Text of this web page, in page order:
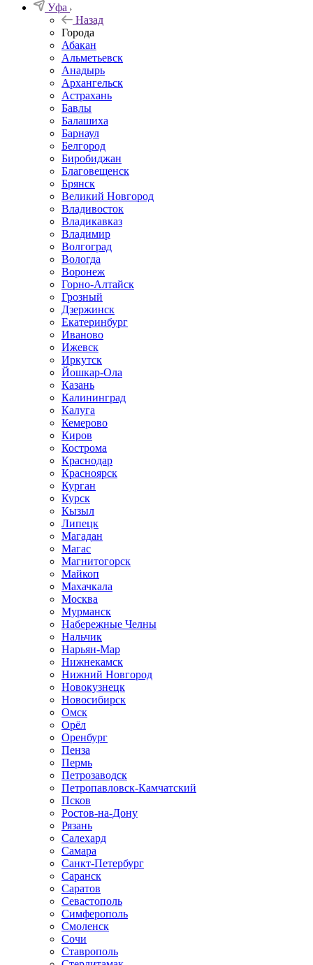
Уфа
Назад
Города
Абакан
Альметьевск
Анадырь
Архангельск
Астрахань
Бавлы
Балашиха
Барнаул
Белгород
Биробиджан
Благовещенск
Брянск
Великий Новгород
Владивосток
Владикавказ
Владимир
Волгоград
Вологда
Воронеж
Горно-Алтайск
Грозный
Дзержинск
Екатеринбург
Иваново
Ижевск
Иркутск
Йошкар-Ола
Казань
Калининград
Калуга
Кемерово
Киров
Кострома
Краснодар
Красноярск
Курган
Курск
Кызыл
Липецк
Магадан
Магас
Магнитогорск
Майкоп
Махачкала
Москва
Мурманск
Набережные Челны
Нальчик
Нарьян-Мар
Нижнекамск
Нижний Новгород
Новокузнецк
Новосибирск
Омск
Орёл
Оренбург
Пенза
Пермь
Петрозаводск
Петропавловск-Камчатский
Псков
Ростов-на-Дону
Рязань
Салехард
Самара
Санкт-Петербург
Саранск
Саратов
Севастополь
Симферополь
Смоленск
Сочи
Ставрополь